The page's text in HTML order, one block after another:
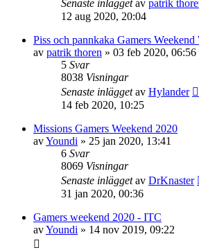
Senaste inläggetav patrik
12 aug 2020, 20:04
Piss och pannkaka Gamers
av patrik thoren » 03 feb 2020, 06:56
5 Svar
8038 Visningar
Senaste inläggetav Hylander
14 feb 2020, 10:25
Missions Gamers Weekend 2020
avYoundi » 25 jan 2020, 13:41
6 Svar
8069 Visningar
Senaste inläggetav DrKnaster
31 jan 2020, 00:36
Gamers weekend 2020 - ITC
avYoundi » 14 nov 2019, 09:22